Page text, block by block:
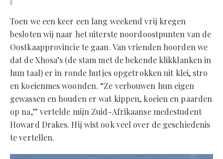
Toen we een keer een lang weekend vrij kregen
besloten wij naar het uiterste noordoostpunten van de
Oostkaapprovincie te gaan. Van vrienden hoorden we
dat de Xhosa’s (de stam met de bekende klikklanken in
hun taal) er in ronde hutjes opgetrokken uit klei, stro
en koeienmes woonden. “Ze verbouwen hun eigen
gewassen en houden er wat kippen, koeien en paarden
op na,” vertelde mijn Zuid-Afrikaanse medestudent
Howard Drakes. Hij wist ook veel over de geschiedenis
te vertellen.